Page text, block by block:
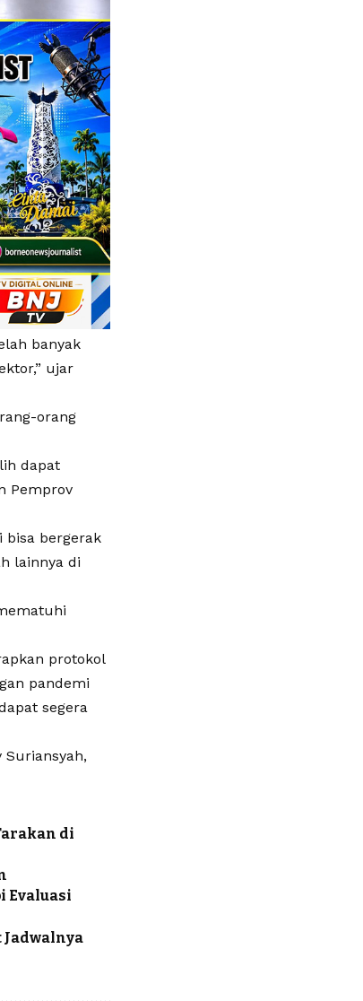
banyak
ujar
orang
dapat
Pemprov
bisa bergerak
lainnya di
protokol
pandemi
segera
di
Evaluasi
Jadwalnya